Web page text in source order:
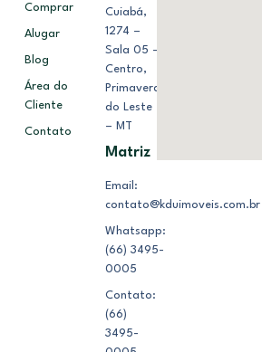
Comprar
Alugar
Blog
Área do
Cliente
Contato
Cuiabá,
1274 –
Sala 05 –
Centro,
Primavera
do Leste
– MT
Matriz
Email:
contato@kduimoveis.com.br
Whatsapp:
(66) 3495-
0005
Contato:
(66)
3495-